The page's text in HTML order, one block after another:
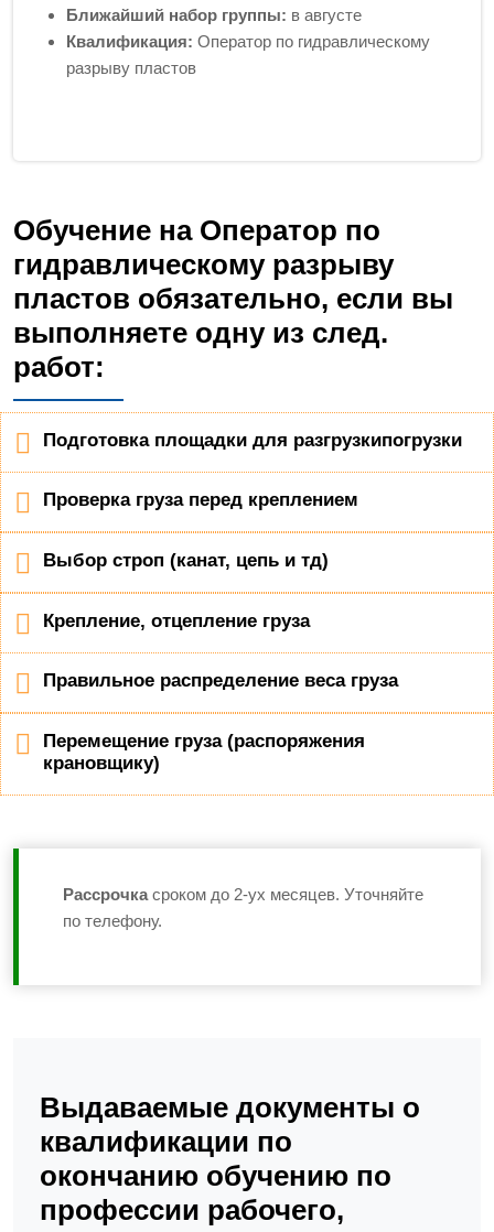
Ближайший набор группы: в августе
Квалификация: Оператор по гидравлическому
разрыву пластов
Обучение на Оператор по
гидравлическому разрыву
пластов обязательно, если вы
выполняете одну из след.
работ:
Подготовка площадки для разгрузкипогрузки
Проверка груза перед креплением
Выбор строп (канат, цепь и тд)
Крепление, отцепление груза
Правильное распределение веса груза
Перемещение груза (распоряжения
крановщику)
Рассрочка сроком до 2-ух месяцев. Уточняйте
по телефону.
Выдаваемые документы о
квалификации по
окончанию обучению по
профессии рабочего,